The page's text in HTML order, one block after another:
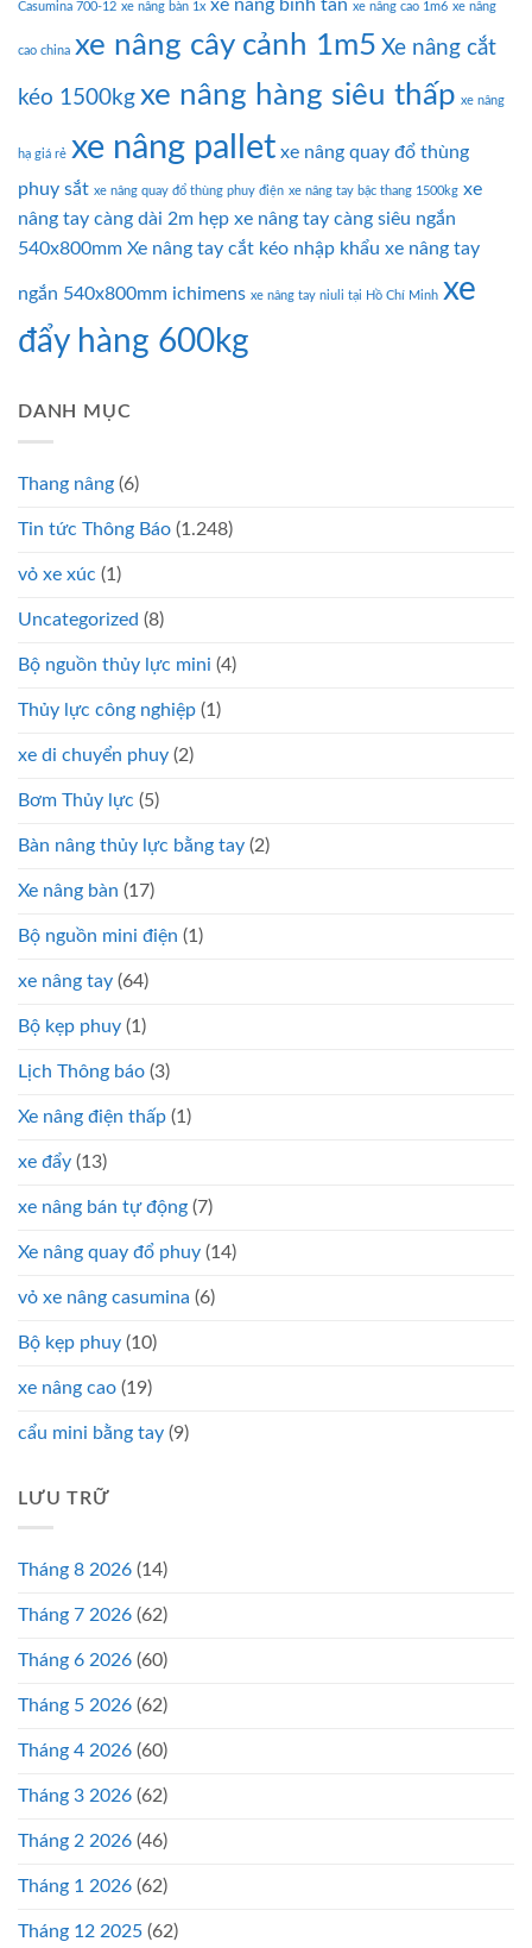
Casumina 700-12 xe nâng bàn 1x xe nâng bình tân xe nâng cao 1m6 xe nâng
cao china xe nâng cây cảnh 1m5 Xe nâng cắt
kéo 1500kg xe nâng hàng siêu thấp xe nâng
hạ giá rẻ xe nâng pallet xe nâng quay đổ thùng
phuy sắt xe nâng quay đổ thùng phuy điện xe nâng tay bậc thang 1500kg xe
nâng tay càng dài 2m hẹp xe nâng tay càng siêu ngắn
540x800mm Xe nâng tay cắt kéo nhập khẩu xe nâng tay
ngắn 540x800mm ichimens xe nâng tay niuli tại Hồ Chí Minh xe
đẩy hàng 600kg
DANH MỤC
Thang nâng (6)
Tin tức Thông Báo (1.248)
vỏ xe xúc (1)
Uncategorized (8)
Bộ nguồn thủy lực mini (4)
Thủy lực công nghiệp (1)
xe di chuyển phuy (2)
Bơm Thủy lực (5)
Bàn nâng thủy lực bằng tay (2)
Xe nâng bàn (17)
Bộ nguồn mini điện (1)
xe nâng tay (64)
Bộ kẹp phuy (1)
Lịch Thông báo (3)
Xe nâng điện thấp (1)
xe đẩy (13)
xe nâng bán tự động (7)
Xe nâng quay đổ phuy (14)
vỏ xe nâng casumina (6)
Bộ kẹp phuy (10)
xe nâng cao (19)
cẩu mini bằng tay (9)
LƯU TRỮ
Tháng 8 2026 (14)
Tháng 7 2026 (62)
Tháng 6 2026 (60)
Tháng 5 2026 (62)
Tháng 4 2026 (60)
Tháng 3 2026 (62)
Tháng 2 2026 (46)
Tháng 1 2026 (62)
Tháng 12 2025 (62)